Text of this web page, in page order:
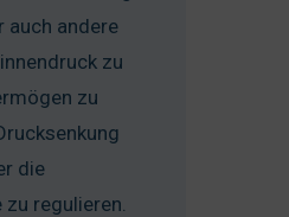
auch andere
zu
zu
die
regulieren.